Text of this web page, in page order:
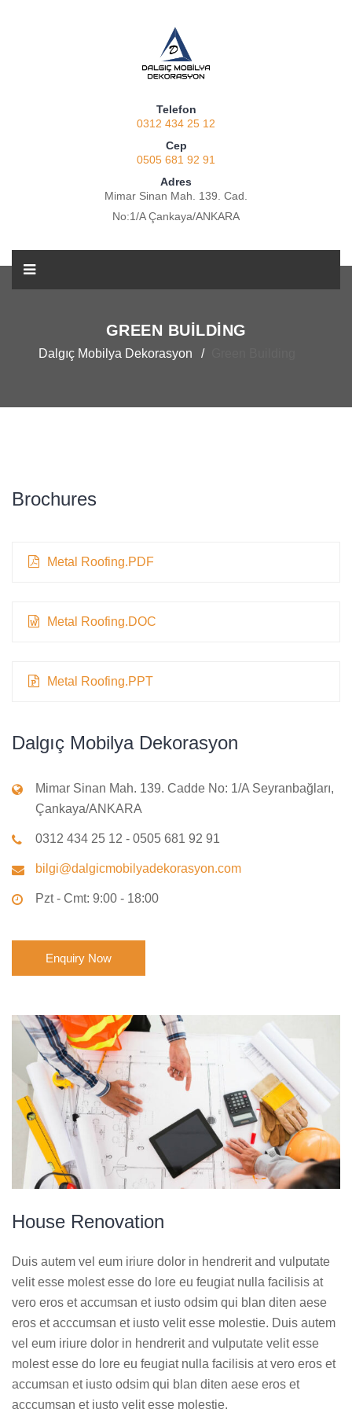
Telefon
0312 434 25 12
Cep
0505 681 92 91
Adres
Mimar Sinan Mah. 139. Cad.
No:1/A Çankaya/ANKARA
GREEN BUILDING
Dalgıç Mobilya Dekorasyon
Brochures
Metal Roofing.PDF
Metal Roofing.DOC
Metal Roofing.PPT
Dalgıç Mobilya Dekorasyon
Mimar Sinan Mah. 139. Cadde No: 1/A Seyranbağları,
Çankaya/ANKARA
0312 434 25 12 - 0505 681 92 91
bilgi@dalgicmobilyadekorasyon.com
Pzt - Cmt: 9:00 - 18:00
Enquiry Now
House Renovation
Duis autem vel eum iriure dolor in hendrerit and vulputate
velit esse molest esse do lore eu feugiat nulla facilisis at
vero eros et accumsan et iusto odsim qui blan diten aese
eros et acccumsan et iusto velit esse molestie. Duis autem
vel eum iriure dolor in hendrerit and vulputate velit esse
molest esse do lore eu feugiat nulla facilisis at vero eros et
accumsan et iusto odsim qui blan diten aese eros et
acccumsan et iusto velit esse molestie.